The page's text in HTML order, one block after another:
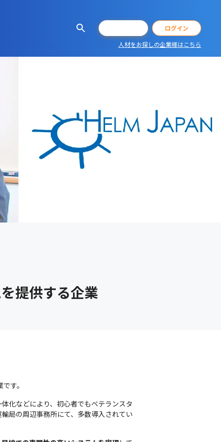
ログイン
人材をお探しの企業様はこちら
提供する企業
す。
化などにより、初心者でもベテランスタ
局の周辺事務所にて、多数導入されてい